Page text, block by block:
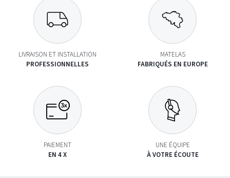
LIVRAISON ET INSTALLATION
PROFESSIONNELLES
MATELAS
FABRIQUÉS EN EUROPE
PAIEMENT
EN 4 X
UNE ÉQUIPE
À VOTRE ÉCOUTE